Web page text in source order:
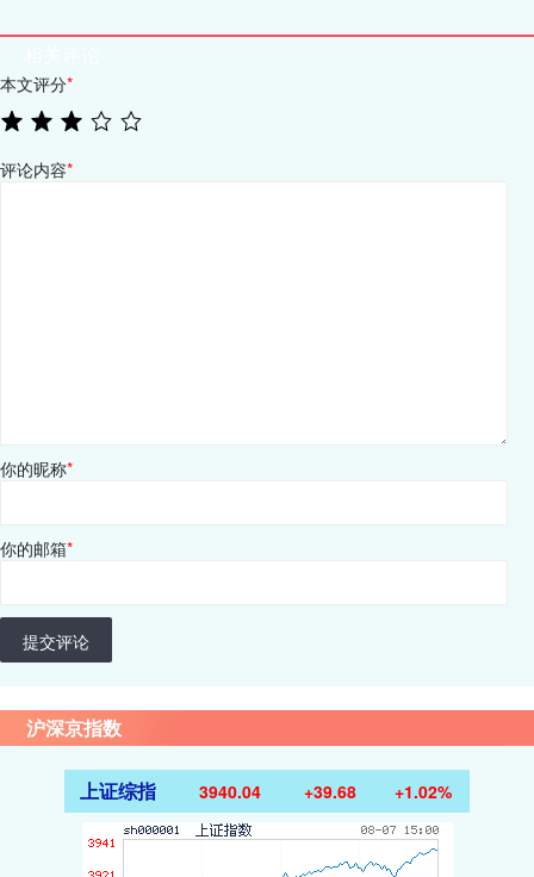
本文评分*
评论内容*
你的昵称*
你的邮箱*
提交评论
沪深京指数
上证综指 3940.04 +39.68 +1.02%